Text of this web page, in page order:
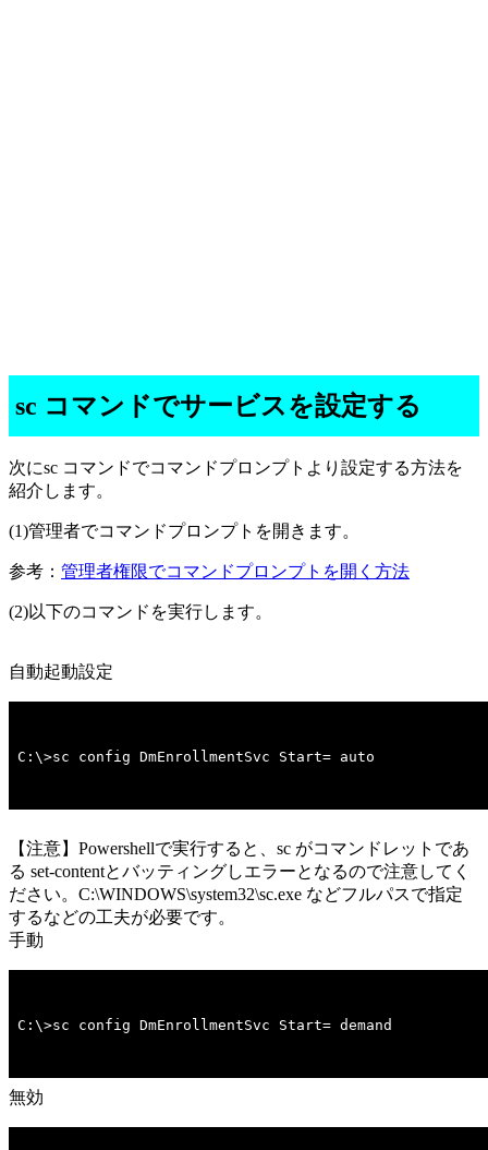
sc コマンドでサービスを設定する
次にsc コマンドでコマンドプロンプトより設定する方法を
紹介します。
(1)管理者でコマンドプロンプトを開きます。
参考： 管理者権限でコマンドプロンプトを開く方法
(2)以下のコマンドを実行します。
自動起動設定
C:\>sc config DmEnrollmentSvc Start= auto
【注意】Powershellで実行すると、sc がコマンドレットであ
る set-contentとバッティングしエラーとなるので注意してく
ださい。C:\WINDOWS\system32\sc.exe などフルパスで指定
するなどの工夫が必要です。
手動
C:\>sc config DmEnrollmentSvc Start= demand
無効